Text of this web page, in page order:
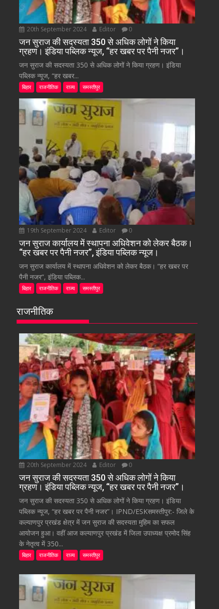
20th September 2024 Editor 0
जन सुराज की सदस्यता 350 से अधिक लोगों ने किया
ग्रहण। इंडिया पब्लिक न्यूज, “हर खबर पर पैनी नजर”।
जन सुराज की सदस्यता 350 से अधिक लोगों ने किया ग्रहण। इंडिया
पब्लिक न्यूज, “हर खबर...
बिहार राजनीतिक राज्य समस्तीपुर
19th September 2024 Editor 0
जन सुराज कार्यालय में स्थापना अधिवेशन को लेकर बैठक।
“हर खबर पर पैनी नजर”, इंडिया पब्लिक न्यूज।
जन सुराज कार्यालय में स्थापना अधिवेशन को लेकर बैठक। “हर खबर पर
पैनी नजर”, इंडिया पब्लिक...
बिहार राजनीतिक राज्य समस्तीपुर
राजनीतिक
20th September 2024 Editor 0
जन सुराज की सदस्यता 350 से अधिक लोगों ने किया
ग्रहण। इंडिया पब्लिक न्यूज, “हर खबर पर पैनी नजर”।
जन सुराज की सदस्यता 350 से अधिक लोगों ने किया ग्रहण। इंडिया
पब्लिक न्यूज, “हर खबर पर पैनी नजर”। IPND/ESKसमस्तीपुर:- जिले के
कल्याणपुर प्रखंड क्षेत्र में जन सुराज की सदस्यता मुहिम का सफल
आयोजन हुआ। वहीं आज कल्याणपुर प्रखंड में जिला उपाध्यक्ष प्रमोद सिंह
के नेतृत्व में 350...
बिहार राजनीतिक राज्य समस्तीपुर